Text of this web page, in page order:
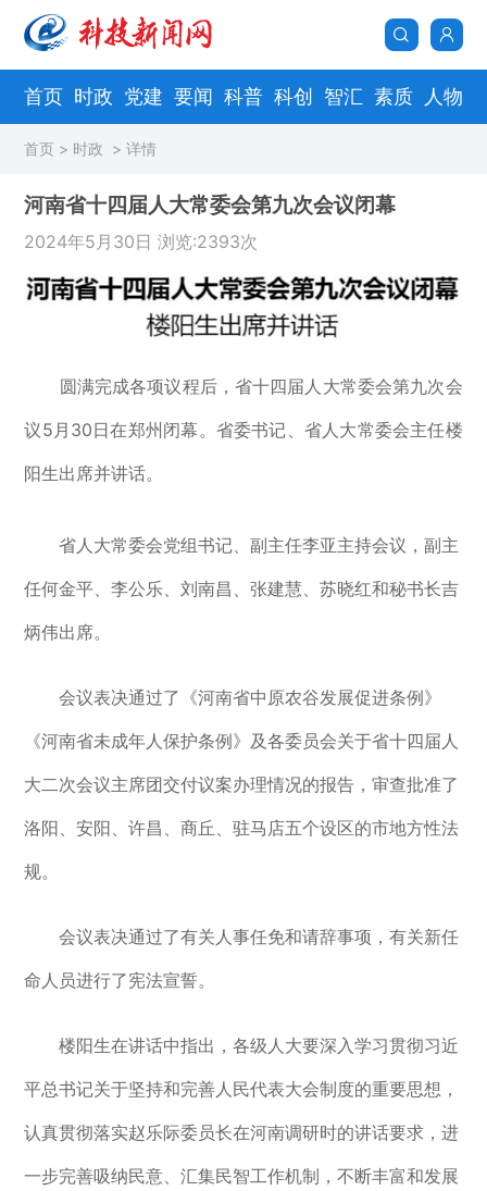
首页 时政 党建 要闻 科普 科创 智汇 素质 人物
首页 > 时政 > 详情
河南省十四届人大常委会第九次会议闭幕
2024年5月30日 浏览:2393次
圆满完成各项议程后，省十四届人大常委会第九次会
议5月30日在郑州闭幕。省委书记、省人大常委会主任楼
阳生出席并讲话。
省人大常委会党组书记、副主任李亚主持会议，副主
任何金平、李公乐、刘南昌、张建慧、苏晓红和秘书长吉
炳伟出席。
会议表决通过了《河南省中原农谷发展促进条例》
《河南省未成年人保护条例》及各委员会关于省十四届人
大二次会议主席团交付议案办理情况的报告，审查批准了
洛阳、安阳、许昌、商丘、驻马店五个设区的市地方性法
规。
会议表决通过了有关人事任免和请辞事项，有关新任
命人员进行了宪法宣誓。
楼阳生在讲话中指出，各级人大要深入学习贯彻习近
平总书记关于坚持和完善人民代表大会制度的重要思想，
认真贯彻落实赵乐际委员长在河南调研时的讲话要求，进
一步完善吸纳民意、汇集民智工作机制，不断丰富和发展